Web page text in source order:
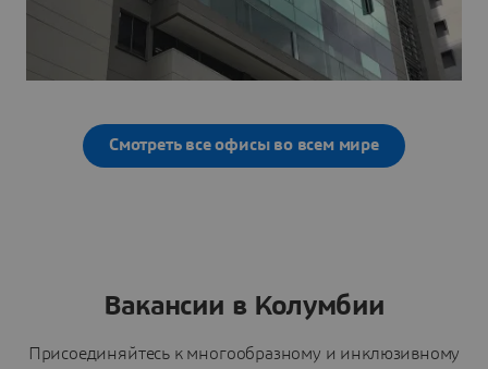
Смотреть все офисы во всем мире
Вакансии в Колумбии
Присоединяйтесь к многообразному и инклюзивному